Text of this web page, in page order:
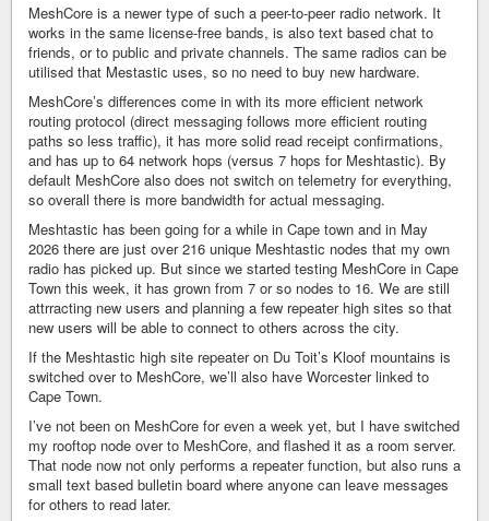
MeshCore is a newer type of such a peer-to-peer radio network. It
works in the same license-free bands, is also text based chat to
friends, or to public and private channels. The same radios can be
utilised that Mestastic uses, so no need to buy new hardware.
MeshCore’s differences come in with its more efficient network
routing protocol (direct messaging follows more efficient routing
paths so less traffic), it has more solid read receipt confirmations,
and has up to 64 network hops (versus 7 hops for Meshtastic). By
default MeshCore also does not switch on telemetry for everything,
so overall there is more bandwidth for actual messaging.
Meshtastic has been going for a while in Cape town and in May
2026 there are just over 216 unique Meshtastic nodes that my own
radio has picked up. But since we started testing MeshCore in Cape
Town this week, it has grown from 7 or so nodes to 16. We are still
attrracting new users and planning a few repeater high sites so that
new users will be able to connect to others across the city.
If the Meshtastic high site repeater on Du Toit’s Kloof mountains is
switched over to MeshCore, we’ll also have Worcester linked to
Cape Town.
I’ve not been on MeshCore for even a week yet, but I have switched
my rooftop node over to MeshCore, and flashed it as a room server.
That node now not only performs a repeater function, but also runs a
small text based bulletin board where anyone can leave messages
for others to read later.